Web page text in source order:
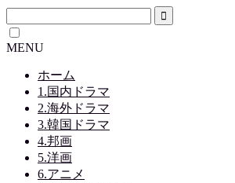
MENU
ホーム
1.国内ドラマ
2.海外ドラマ
3.韓国ドラマ
4.邦画
5.洋画
6.アニメ